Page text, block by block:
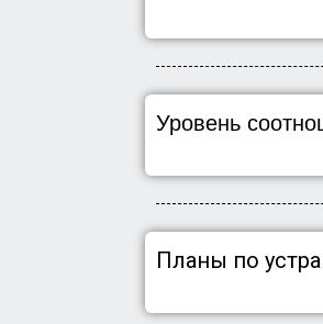
Уровень
Планы по